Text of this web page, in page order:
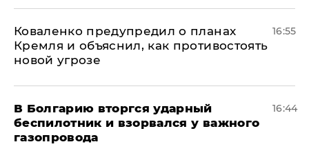
Коваленко предупредил о планах
Кремля и объяснил, как противостоять
новой угрозе
16:55
В Болгарию вторгся ударный
беспилотник и взорвался у важного
газопровода
16:44